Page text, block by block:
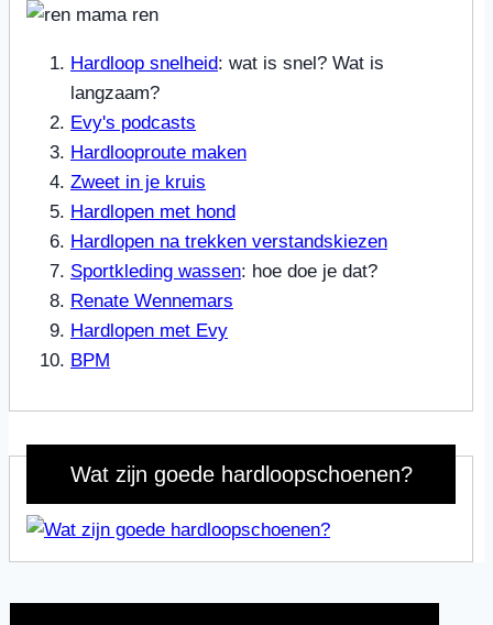
Hardloop snelheid: wat is snel? Wat is
langzaam?
Evy's podcasts
Hardlooproute maken
Zweet in je kruis
Hardlopen met hond
Hardlopen na trekken verstandskiezen
Sportkleding wassen: hoe doe je dat?
Renate Wennemars
Hardlopen met Evy
BPM
Wat zijn goede hardloopschoenen?